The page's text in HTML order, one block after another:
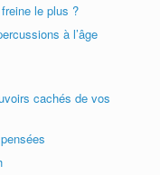
le plus ?
à l’âge
cachés de vos